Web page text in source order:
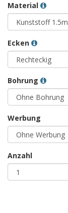
Material
Ecken
Bohrung
Werbung
Anzahl